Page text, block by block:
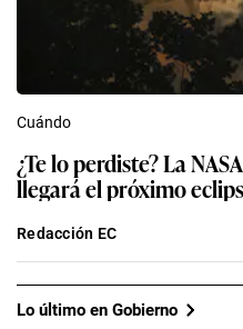
Cuándo
¿Te lo perdiste? La
llegará el próximo
Redacción EC
Lo último en Gobierno